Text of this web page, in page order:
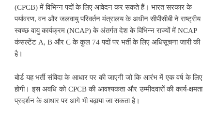
(CPCB) में विभिन्न पदों के लिए आवेदन कर सकते हैं। भारत सरकार के
पर्यावरण, वन और जलवायु परिवर्तन मंत्रालय के अधीन सीपीसीबी ने राष्ट्रीय
स्वच्छ वायु कार्यक्रम (NCAP) के अंतर्गत देश के विभिन्न राज्यों में NCAP
कंसल्टेंट A, B और C के कुल 74 पदों पर भर्ती के लिए अधिसूचना जारी की
है।
बोर्ड यह भर्ती संविदा के आधार पर की जाएगी जो कि आरंभ में एक वर्ष के लिए
होगी। इस अवधि को CPCB की आवश्यकता और उम्मीदवारों की कार्य-क्षमता
प्रदर्शन के आधार पर आगे भी बढ़ाया जा सकता है।